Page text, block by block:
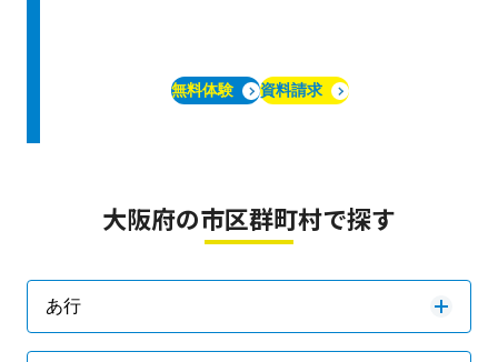
無料体験 資料請求
大阪府の市区群町村で探す
あ行